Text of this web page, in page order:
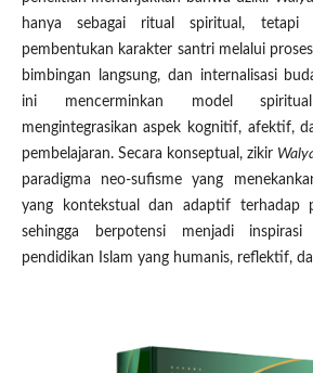
hanya sebagai ritual spiritual, tetapi
pembentukan karakter santri melalui
bimbingan langsung, dan internalisasi
ini mencerminkan model
mengintegrasikan aspek kognitif, afektif,
pembelajaran. Secara konseptual, zikir
paradigma neo-sufisme yang
yang kontekstual dan adaptif terhadap
sehingga berpotensi menjadi inspirasi
pendidikan Islam yang humanis, reflektif,